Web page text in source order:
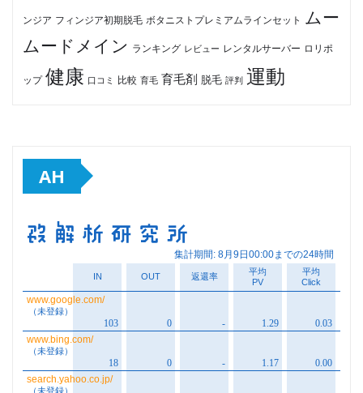
ンジア フィンジア初期脱毛 ボタニストプレミアムラインセット ムー
ムードメイン ランキング レビュー レンタルサーバー ロリポ
ップ 健康 口コミ 比較 育毛 育毛剤 脱毛 評判 運動
AH